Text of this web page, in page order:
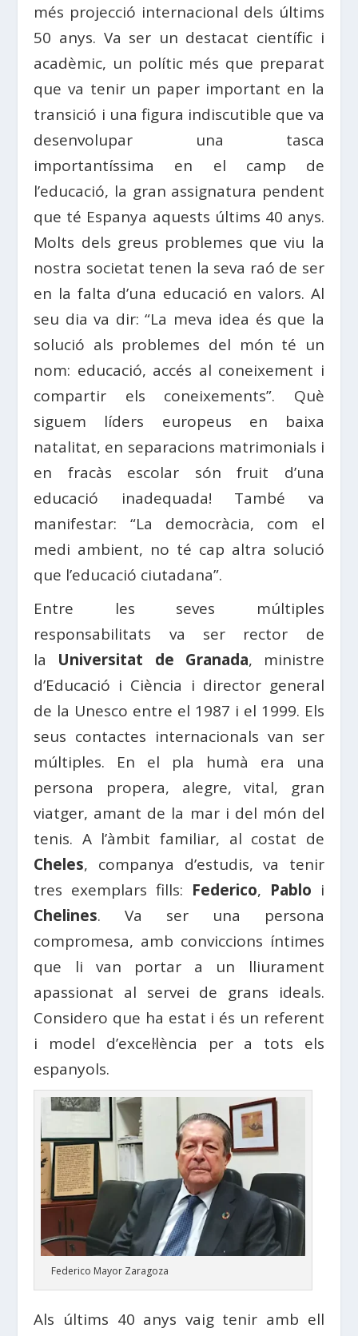
més projecció internacional dels últims
50 anys. Va ser un destacat científic i
acadèmic, un polític més que preparat
que va tenir un paper important en la
transició i una figura indiscutible que va
desenvolupar una tasca
importantíssima en el camp de
l’educació, la gran assignatura pendent
que té Espanya aquests últims 40 anys.
Molts dels greus problemes que viu la
nostra societat tenen la seva raó de ser
en la falta d’una educació en valors. Al
seu dia va dir: “La meva idea és que la
solució als problemes del món té un
nom: educació, accés al coneixement i
compartir els coneixements”. Què
siguem líders europeus en baixa
natalitat, en separacions matrimonials i
en fracàs escolar són fruit d’una
educació inadequada! També va
manifestar: “La democràcia, com el
medi ambient, no té cap altra solució
que l’educació ciutadana”.
Entre les seves múltiples
responsabilitats va ser rector de
la Universitat de Granada, ministre
d’Educació i Ciència i director general
de la Unesco entre el 1987 i el 1999. Els
seus contactes internacionals van ser
múltiples. En el pla humà era una
persona propera, alegre, vital, gran
viatger, amant de la mar i del món del
tenis. A l’àmbit familiar, al costat de
Cheles, companya d’estudis, va tenir
tres exemplars fills: Federico, Pablo i
Chelines. Va ser una persona
compromesa, amb conviccions íntimes
que li van portar a un lliurament
apassionat al servei de grans ideals.
Considero que ha estat i és un referent
i model d’excel·lència per a tots els
espanyols.
Federico Mayor Zaragoza
Als últims 40 anys vaig tenir amb ell